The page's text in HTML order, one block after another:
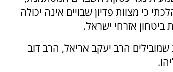
כי מצוות פדיון שבויים אינה יכולה
אזרחי ישראל.
הרב יעקב אריאל, הרב דוב